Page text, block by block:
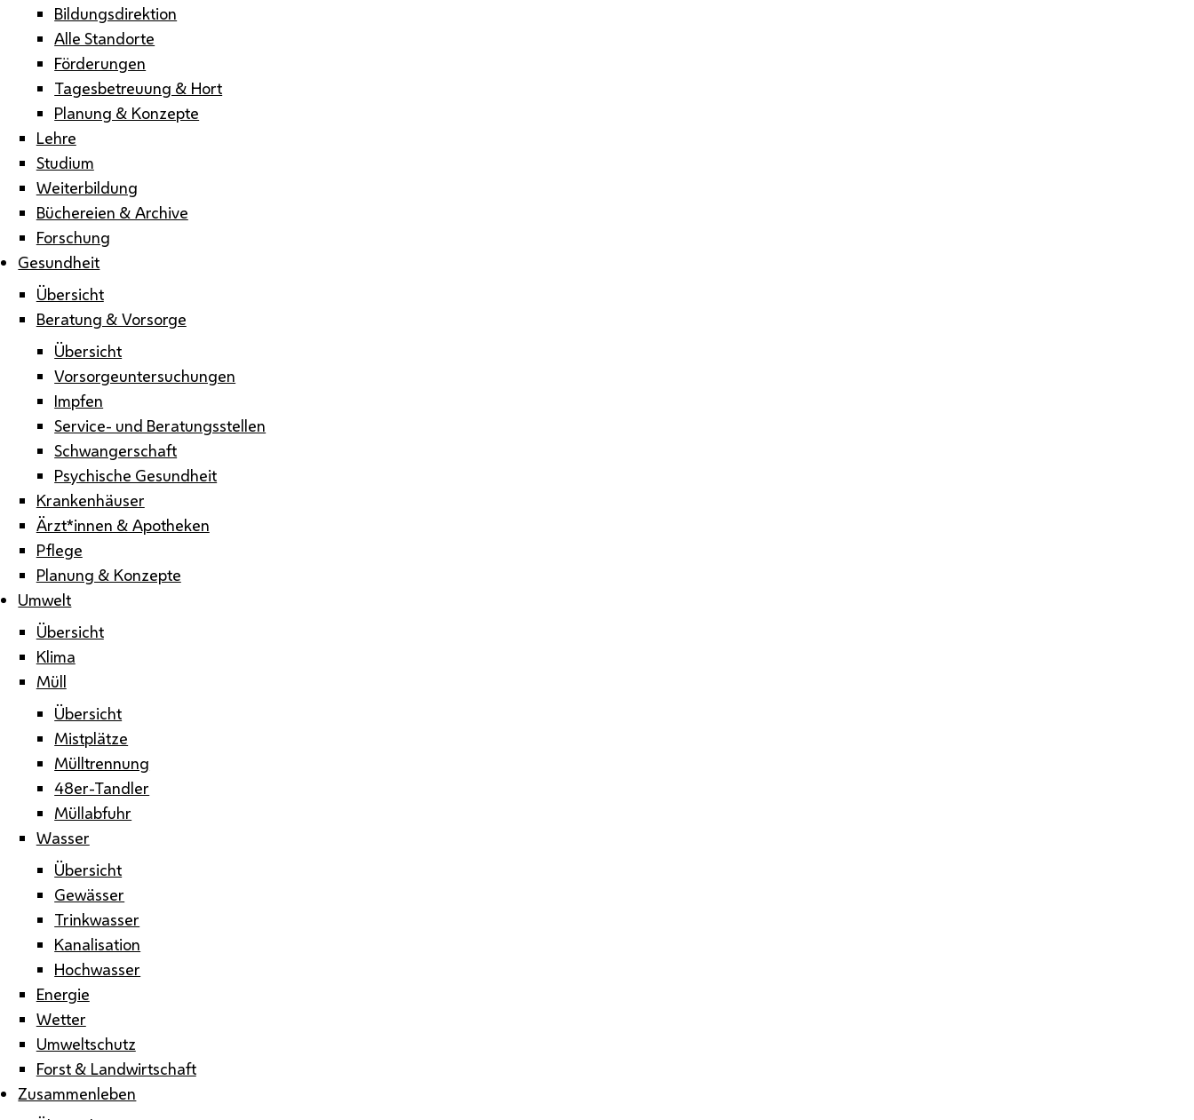
Bildungsdirektion
Alle Standorte
Förderungen
Tagesbetreuung & Hort
Planung & Konzepte
Lehre
Studium
Weiterbildung
Büchereien & Archive
Forschung
Gesundheit
Übersicht
Beratung & Vorsorge
Übersicht
Vorsorgeuntersuchungen
Impfen
Service- und Beratungsstellen
Schwangerschaft
Psychische Gesundheit
Krankenhäuser
Ärzt*innen & Apotheken
Pflege
Planung & Konzepte
Umwelt
Übersicht
Klima
Müll
Übersicht
Mistplätze
Mülltrennung
48er-Tandler
Müllabfuhr
Wasser
Übersicht
Gewässer
Trinkwasser
Kanalisation
Hochwasser
Energie
Wetter
Umweltschutz
Forst & Landwirtschaft
Zusammenleben